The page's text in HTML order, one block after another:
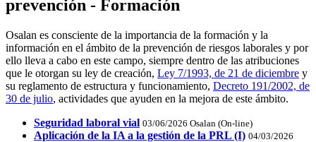
prevención - Formación
Osalan es consciente de la importancia de la formación y la
información en el ámbito de la prevención de riesgos laborales y por
ello lleva a cabo en este campo, siempre dentro de las atribuciones
que le otorgan su ley de creación, Ley 7/1993, de 21 de diciembre y
su reglamento de estructura y funcionamiento, Decreto 191/2002, de
30 de julio, actividades que ayuden en la mejora de este ámbito.
Seguridad laboral vial 03/06/2026 Osalan (On-line)
Aplicación de la IA a la gestión de la PRL (I) 04/03/2026